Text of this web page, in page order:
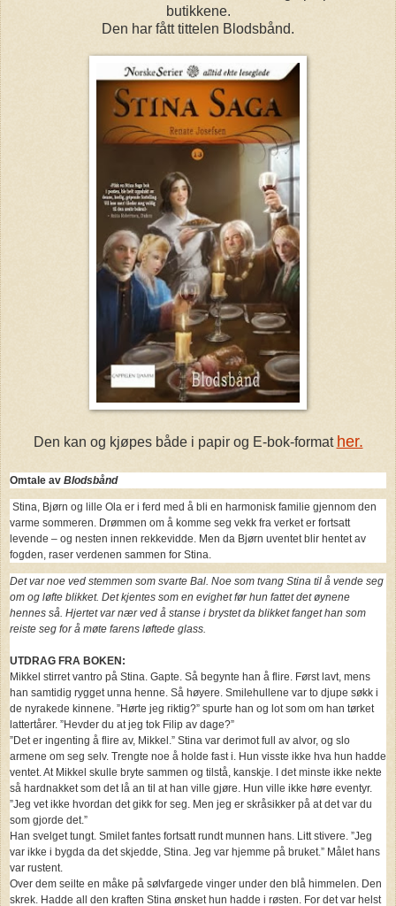
butikkene.
Den har fått tittelen Blodsbånd.
Den kan og kjøpes både i papir og E-bok-format her.
Omtale av Blodsbånd
Stina, Bjørn og lille Ola er i ferd med å bli en harmonisk familie gjennom den
varme sommeren. Drømmen om å komme seg vekk fra verket er fortsatt
levende – og nesten innen rekkevidde. Men da Bjørn uventet blir hentet av
fogden, raser verdenen sammen for Stina.
Det var noe ved stemmen som svarte Bal. Noe som tvang Stina til å vende seg
om og løfte blikket. Det kjentes som en evighet før hun fattet det øynene
hennes så. Hjertet var nær ved å stanse i brystet da blikket fanget han som
reiste seg for å møte farens løftede glass.
UTDRAG FRA BOKEN:
Mikkel stirret vantro på Stina. Gapte. Så begynte han å flire. Først lavt, mens
han samtidig rygget unna henne. Så høyere. Smilehullene var to djupe søkk i
de nyrakede kinnene. ”Hørte jeg riktig?” spurte han og lot som om han tørket
lattertårer. ”Hevder du at jeg tok Filip av dage?”
”Det er ingenting å flire av, Mikkel.” Stina var derimot full av alvor, og slo
armene om seg selv. Trengte noe å holde fast i. Hun visste ikke hva hun hadde
ventet. At Mikkel skulle bryte sammen og tilstå, kanskje. I det minste ikke nekte
så hardnakket som det lå an til at han ville gjøre. Hun ville ikke høre eventyr.
”Jeg vet ikke hvordan det gikk for seg. Men jeg er skråsikker på at det var du
som gjorde det.”
Han svelget tungt. Smilet fantes fortsatt rundt munnen hans. Litt stivere. ”Jeg
var ikke i bygda da det skjedde, Stina. Jeg var hjemme på bruket.” Målet hans
var rustent.
Over dem seilte en måke på sølvfargede vinger under den blå himmelen. Den
skrek. Hadde all den kraften Stina ønsket hun hadde i røsten. For det var helst